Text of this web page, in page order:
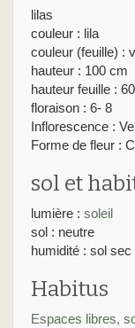
lilas
couleur : lila
couleur (feuille) :
hauteur : 100 cm
hauteur feuille :
floraison : 6- 8
Inflorescence :
Forme de fleur :
sol et
lumière : soleil
sol : neutre
humidité : sol sec
Habitus
Espaces libres,